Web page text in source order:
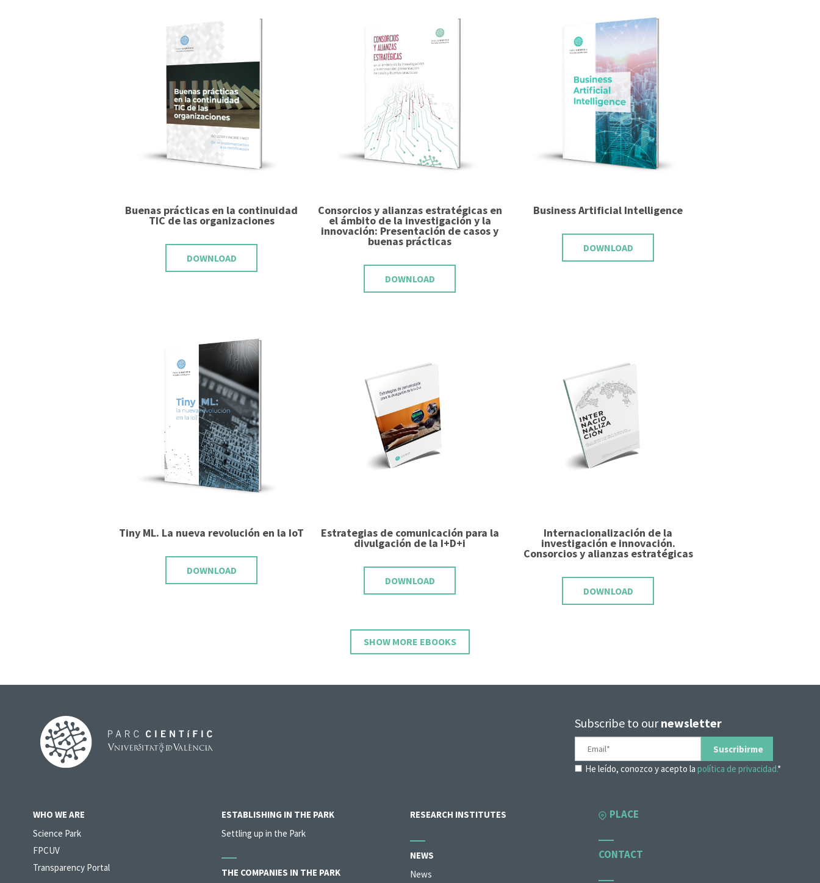
Buenas prácticas en la continuidad
TIC de las organizaciones
DOWNLOAD
Consorcios y alianzas estratégicas en
el ámbito de la investigación y la
innovación: Presentación de casos y
buenas prácticas
DOWNLOAD
Business Artificial Intelligence
DOWNLOAD
Tiny ML. La nueva revolución en la IoT
DOWNLOAD
Estrategias de comunicación para la
divulgación de la I+D+i
DOWNLOAD
Internacionalización de la
investigación e innovación.
Consorcios y alianzas estratégicas
DOWNLOAD
SHOW MORE EBOOKS
Subscribe to ournewsletter
He leído, conozco y acepto la política de privacidad.*
WHO WE ARE
Science Park
FPCUV
Transparency Portal
ESTABLISHING IN THE PARK
Settling up in the Park
THE COMPANIES IN THE PARK
RESEARCH INSTITUTES
NEWS
News
PLACE
CONTACT